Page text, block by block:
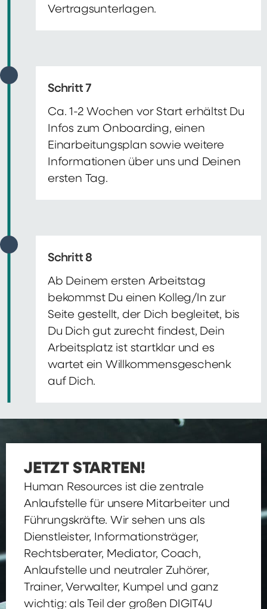
Vertragsunterlagen.
Schritt 7
Ca. 1-2 Wochen vor Start erhältst Du
Infos zum Onboarding, einen
Einarbeitungsplan sowie weitere
Informationen über uns und Deinen
ersten Tag.
Schritt 8
Ab Deinem ersten Arbeitstag
bekommst Du einen Kolleg/In zur
Seite gestellt, der Dich begleitet, bis
Du Dich gut zurecht findest, Dein
Arbeitsplatz ist startklar und es
wartet ein Willkommensgeschenk
auf Dich.
JETZT STARTEN!
Human Resources ist die zentrale
Anlaufstelle für unsere Mitarbeiter und
Führungskräfte. Wir sehen uns als
Dienstleister, Informationsträger,
Rechtsberater, Mediator, Coach,
Anlaufstelle und neutraler Zuhörer,
Trainer, Verwalter, Kumpel und ganz
wichtig: als Teil der großen DIGIT4U